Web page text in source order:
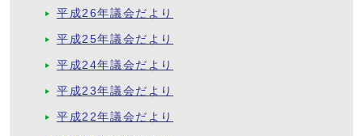
平成26年議会だより
平成25年議会だより
平成24年議会だより
平成23年議会だより
平成22年議会だより